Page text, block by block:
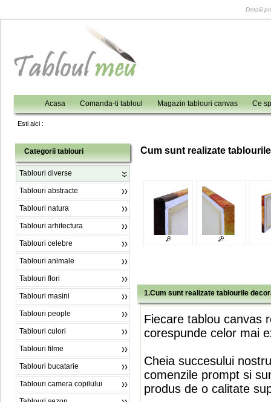
Detalii
Acasa Comanda-ti tabloul Magazin tablouri canvas Ce
Esti aici :
Categorii tablouri
Tablouri diverse
Tablouri abstracte
Tablouri natura
Tablouri arhitectura
Tablouri celebre
Tablouri animale
Tablouri flori
Tablouri masini
Tablouri people
Tablouri culori
Tablouri filme
Tablouri bucatarie
Tablouri camera copilului
Cum sunt realizate
1.Cum sunt realizate tablourile
Fiecare tablou canvas
corespunde celor mai
Cheia succesului
comenzile prompt si
produs de o calitate